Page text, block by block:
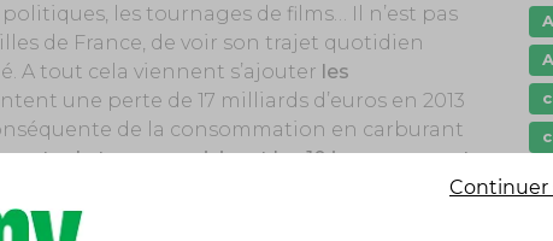
les tournages de films… Il n’est pas
de France, de voir son trajet quotidien
A tout cela viennent s’ajouter les
une perte de 17 milliards d’euros en 2013
de la consommation en carburant
perte de temps avoisinant les 10 jours par an et
Continuer